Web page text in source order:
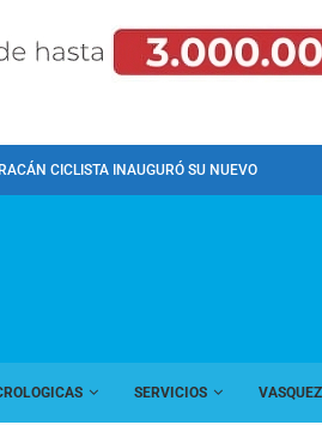
CICLISTA INAUGURÓ SU NUEVO PREDIO
SERVICIOS